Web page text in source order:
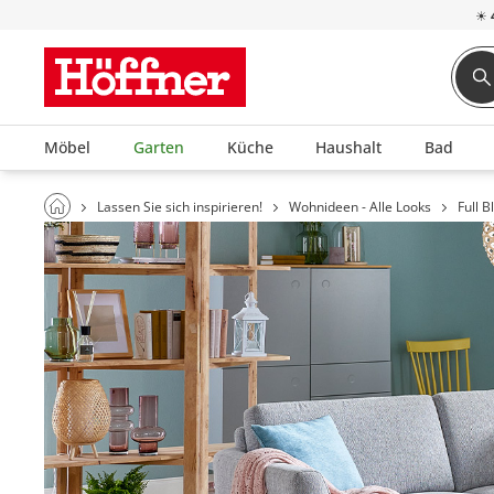
☀
Möbel Garten Küche Haushalt Bad
Lassen Sie sich inspirieren! Wohnideen - Alle Looks Full